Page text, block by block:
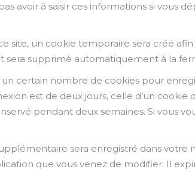
avoir à saisir ces informations si vous
site, un cookie temporaire sera créé
sera supprimé automatiquement à la
certain nombre de cookies pour
est de deux jours, celle d’un cookie
pendant deux semaines. Si vous
sera enregistré dans votre
que vous venez de modifier. Il